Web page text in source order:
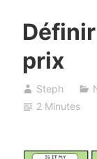
prix
Steph
2 Minutes